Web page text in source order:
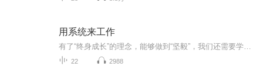
用系统来工作
22 2988